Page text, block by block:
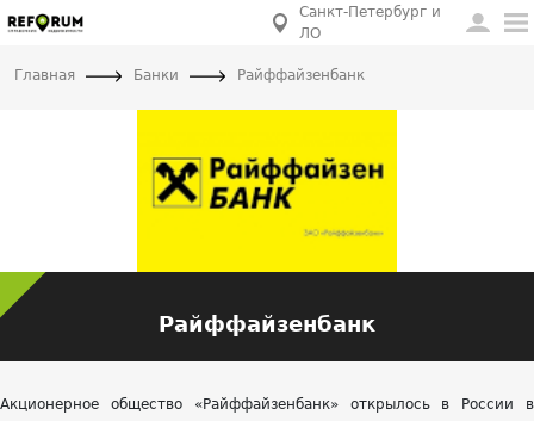
Санкт-Петербург и
ЛО
Главная Банки Райффайзенбанк
Райффайзенбанк
Акционерное общество «Райффайзенбанк» открылось в России в